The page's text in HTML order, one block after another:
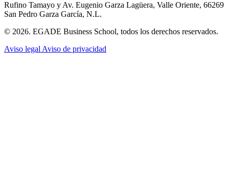
Rufino Tamayo y Av. Eugenio Garza Lagüera, Valle Oriente, 66269
San Pedro Garza García, N.L.
© 2026. EGADE Business School, todos los derechos reservados.
Aviso legal Aviso de privacidad